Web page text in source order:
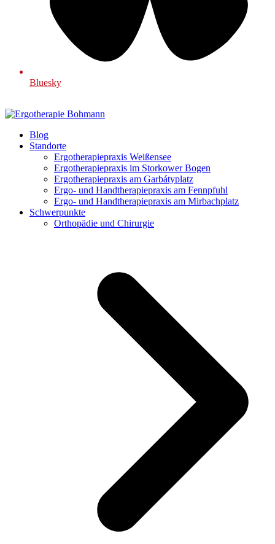
Bluesky
Blog
Standorte
Ergotherapiepraxis Weißensee
Ergotherapiepraxis im Storkower Bogen
Ergotherapiepraxis am Garbátyplatz
Ergo- und Handtherapiepraxis am Fennpfuhl
Ergo- und Handtherapiepraxis am Mirbachplatz
Schwerpunkte
Orthopädie und Chirurgie